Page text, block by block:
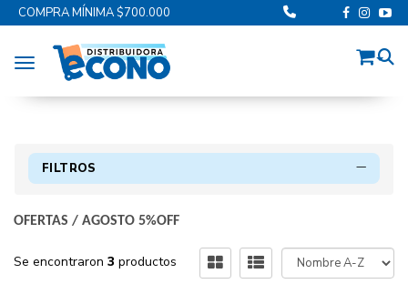
COMPRA MÍNIMA $700.000
Toggle navigation
FILTROS
OFERTAS / AGOSTO 5%OFF
Se encontraron 3 productos